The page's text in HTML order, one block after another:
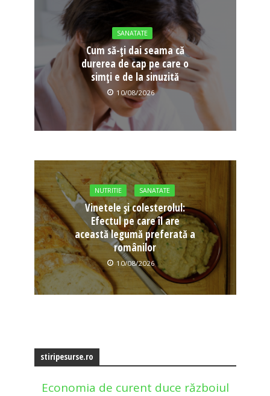
SANATATE
Cum să-ți dai seama că
durerea de cap pe care o
simți e de la sinuzită
10/08/2026
NUTRITIE SANATATE
Vinetele și colesterolul:
Efectul pe care îl are
această legumă preferată a
românilor
10/08/2026
stiripesurse.ro
Economia de curent duce războiul